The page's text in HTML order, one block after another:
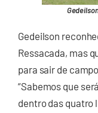
Gedeilson
Ressacada, mas
para sair de
“Sabemos que
dentro das quatro